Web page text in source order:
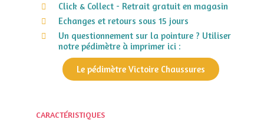
Click & Collect - Retrait gratuit en magasin
Echanges et retours sous 15 jours
Un questionnement sur la pointure ? Utiliser
notre pédimètre à imprimer ici :
Le pédimètre Victoire Chaussures
CARACTÉRISTIQUES